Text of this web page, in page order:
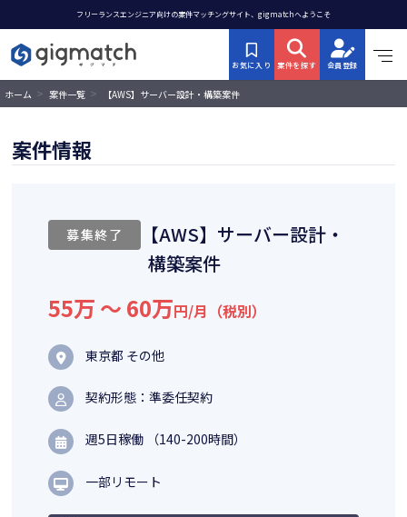
フリーランスエンジニア向けの案件マッチングサイト、gigmatchへようこそ
お気に入り 案件を探す 会員登録
ホーム > 案件一覧 > 【AWS】サーバー設計・構築案件
案件情報
募集終了
【AWS】サーバー設計・
構築案件
55万 〜 60万円/月（税別）
東京都 その他
契約形態：準委任契約
週5日稼働 （140-200時間）
一部リモート